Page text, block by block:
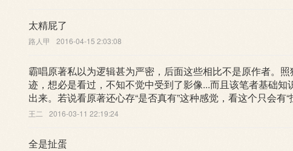
太精屁了
路人甲 2016-04-15 2:03:08
霸唱原著私以为逻辑甚为严密，后面这些相比不是原作者。
迹，想必是看过，不知不觉中受到了影像...而且该笔者基础知
出来。若说看原著还心存“是否真有”这种感觉，看这个只会有“
王二 2016-03-11 22:19:24
全是扯蛋